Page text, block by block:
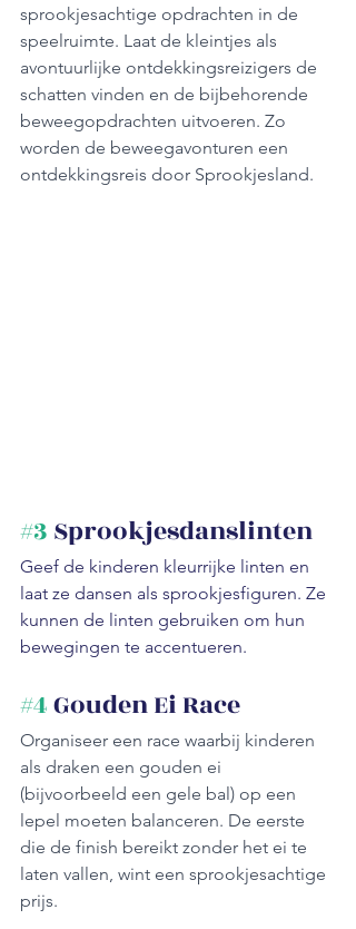
sprookjesachtige opdrachten in de
speelruimte. Laat de kleintjes als
avontuurlijke ontdekkingsreizigers de
schatten vinden en de bijbehorende
beweegopdrachten uitvoeren. Zo
worden de beweegavonturen een
ontdekkingsreis door Sprookjesland.
#3 Sprookjesdanslinten
Geef de kinderen kleurrijke linten en
laat ze dansen als sprookjesfiguren. Ze
kunnen de linten gebruiken om hun
bewegingen te accentueren.
#4 Gouden Ei Race
Organiseer een race waarbij kinderen
als draken een gouden ei
(bijvoorbeeld een gele bal) op een
lepel moeten balanceren. De eerste
die de finish bereikt zonder het ei te
laten vallen, wint een sprookjesachtige
prijs.